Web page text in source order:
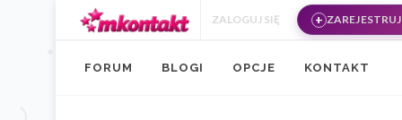
ZALOGUJ SIĘ
FORUM BLOGI OPCJE KONTAKT